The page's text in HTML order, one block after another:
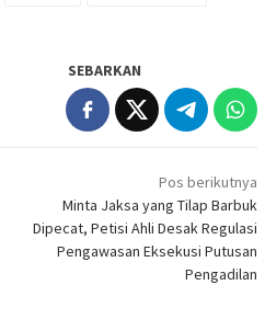
SEBARKAN
Pos berikutnya
Minta Jaksa yang Tilap Barbuk
Dipecat, Petisi Ahli Desak Regulasi
Pengawasan Eksekusi Putusan
Pengadilan